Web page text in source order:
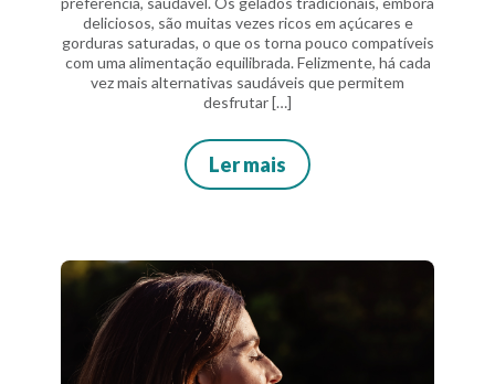
deliciosos, são muitas vezes ricos em açúcares e
gorduras saturadas, o que os torna pouco compatíveis
com uma alimentação equilibrada. Felizmente, há cada
vez mais alternativas saudáveis que permitem
desfrutar […]
Ler mais